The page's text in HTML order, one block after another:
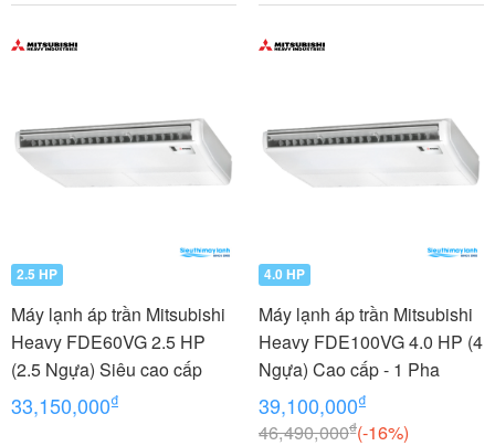
2.5 HP
Máy lạnh áp trần Mitsubishi
Heavy FDE60VG 2.5 HP
(2.5 Ngựa) Siêu cao cấp
33,150,000₫
4.0 HP
Máy lạnh áp trần Mitsubishi
Heavy FDE100VG 4.0 HP (4
Ngựa) Cao cấp - 1 Pha
39,100,000₫
46,490,000₫(-16%)